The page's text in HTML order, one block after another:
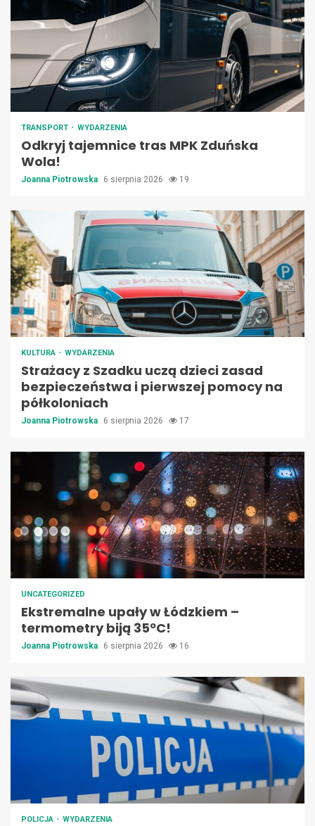
TRANSPORT WYDARZENIA
Odkryj tajemnice tras MPK Zduńska
Wola!
Joanna Piotrowska 6 sierpnia 2026 19
KULTURA WYDARZENIA
Strażacy z Szadku uczą dzieci zasad
bezpieczeństwa i pierwszej pomocy na
półkoloniach
Joanna Piotrowska 6 sierpnia 2026 17
UNCATEGORIZED
Ekstremalne upały w Łódzkiem –
termometry biją 35ºC!
Joanna Piotrowska 6 sierpnia 2026 16
POLICJA WYDARZENIA